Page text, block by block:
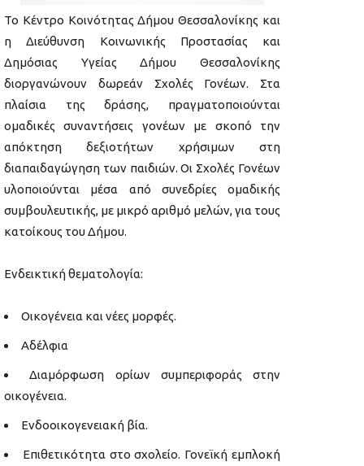
Το Κέντρο Κοινότητας Δήμου Θεσσαλονίκης και
η Διεύθυνση Κοινωνικής Προστασίας και
Δημόσιας Υγείας Δήμου Θεσσαλονίκης
διοργανώνουν δωρεάν Σχολές Γονέων. Στα
πλαίσια της δράσης, πραγματοποιούνται
ομαδικές συναντήσεις γονέων με σκοπό την
απόκτηση δεξιοτήτων χρήσιμων στη
διαπαιδαγώγηση των παιδιών. Οι Σχολές Γονέων
υλοποιούνται μέσα από συνεδρίες ομαδικής
συμβουλευτικής, με μικρό αριθμό μελών, για τους
κατοίκους του Δήμου.
Ενδεικτική θεματολογία:
Οικογένεια και νέες μορφές.
Αδέλφια
Διαμόρφωση ορίων συμπεριφοράς στην
οικογένεια.
Ενδοοικογενειακή βία.
Επιθετικότητα στο σχολείο. Γονεϊκή εμπλοκή